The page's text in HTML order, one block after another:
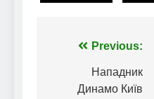
Навігація
записів
Previous:
Нападник
Динамо Київ